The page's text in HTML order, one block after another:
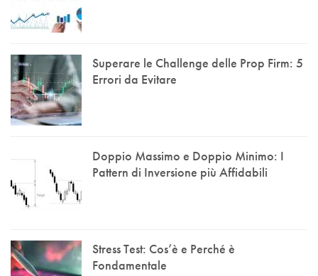
Superare le Challenge delle Prop Firm: 5
Errori da Evitare
Doppio Massimo e Doppio Minimo: I
Pattern di Inversione più Affidabili
Stress Test: Cos’è e Perché è
Fondamentale